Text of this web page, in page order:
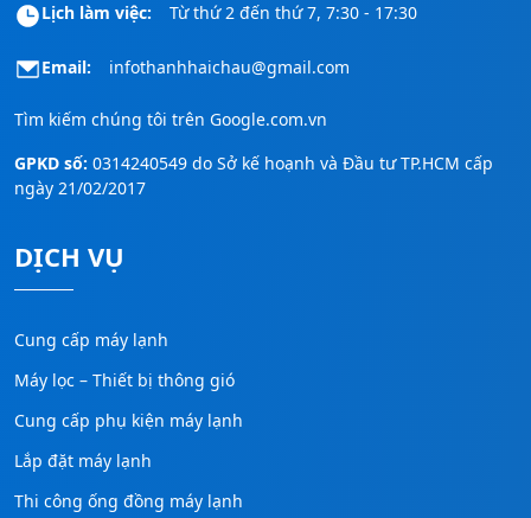
Lịch làm việc: Từ thứ 2 đến thứ 7, 7:30 - 17:30
Email: infothanhhaichau@gmail.com
Tìm kiếm chúng tôi trên Google.com.vn
GPKD số: 0314240549 do Sở kế hoạnh và Đầu tư TP.HCM cấp
ngày 21/02/2017
DỊCH VỤ
Cung cấp máy lạnh
Máy lọc – Thiết bị thông gió
Cung cấp phụ kiện máy lạnh
Lắp đặt máy lạnh
Thi công ống đồng máy lạnh